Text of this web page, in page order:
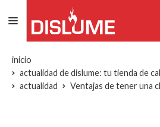
inicio
actualidad
Ventajas de tener una